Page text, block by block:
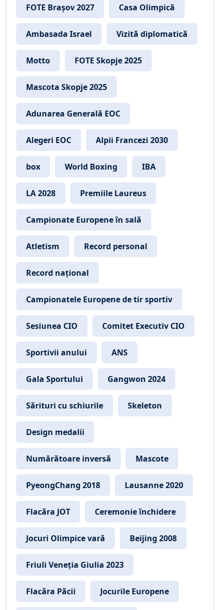
FOTE Brașov 2027 Casa Olimpică
Ambasada Israel Vizită diplomatică
Motto FOTE Skopje 2025
Mascota Skopje 2025
Adunarea Generală EOC
Alegeri EOC Alpii Francezi 2030
box World Boxing IBA
LA 2028 Premiile Laureus
Campionate Europene în sală
Atletism Record personal
Record național
Campionatele Europene de tir sportiv
Sesiunea CIO Comitet Executiv CIO
Sportivii anului ANS
Gala Sportului Gangwon 2024
Sărituri cu schiurile Skeleton
Design medalii
Numărătoare inversă Mascote
PyeongChang 2018 Lausanne 2020
Flacăra JOT Ceremonie închidere
Jocuri Olimpice vară Beijing 2008
Friuli Veneția Giulia 2023
Flacăra Păcii Jocurile Europene